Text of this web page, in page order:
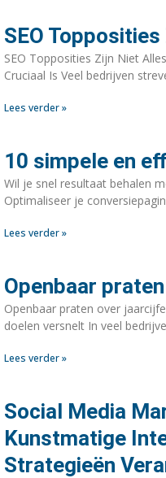
SEO
SEO Topposities Zijn Niet
Cruciaal Is Veel bedrijven
Lees verder »
10 simpele en
Wil je snel resultaat behalen
Optimaliseer je
Lees verder »
Openbaar
Openbaar praten over
doelen versnelt In veel
Lees verder »
Social Media
Kunstmatige
Strategieën